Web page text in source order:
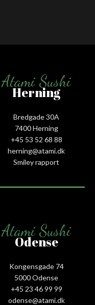
Atami Sushi
Herning
Bredgade 30A
7400 Herning
+45 53 52 68 88
herning@atami.dk
Smiley rapport
Atami Sushi
Odense
Kongensgade 74
5000 Odense
+45 23 46 99 99
odense@atami.dk